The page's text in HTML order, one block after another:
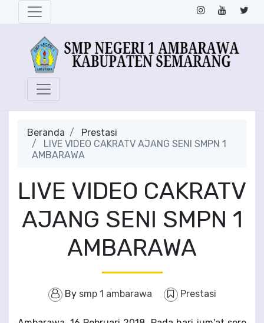
Beranda
Prestasi
LIVE VIDEO CAKRATV AJANG SENI SMPN 1
AMBARAWA
LIVE VIDEO CAKRATV
AJANG SENI SMPN 1
AMBARAWA
By smp 1 ambarawa Prestasi